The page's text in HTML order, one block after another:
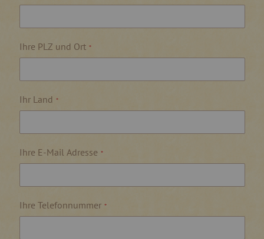
Ihre PLZ und Ort
Ihr Land
Ihre E-Mail Adresse
Ihre Telefonnummer